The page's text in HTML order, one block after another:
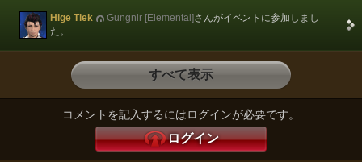
Hige Tiek Gungnir [Elemental]さんがイベントに参加しまし
た。
すべて表示
コメントを記入するにはログインが必要です。
ログイン